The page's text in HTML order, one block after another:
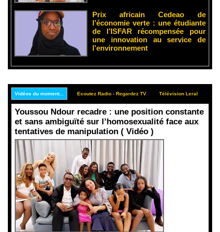
Prix africain Cedeao de
l’économie verte : une étudiante
de l’ISFAR récompensée pour
une innovation au service de
l’environnement
Vidéos du moment... Ecoutez Radio - Regardez TV Télévision Leral
Youssou Ndour recadre : une position constante
et sans ambiguïté sur l’homosexualité face aux
tentatives de manipulation ( Vidéo )